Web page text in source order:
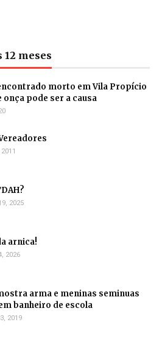
meses
morto em Vila Propício
onça pode ser a causa
2025
arnica!
2026
arma e meninas seminuas
banheiro de escola
2019